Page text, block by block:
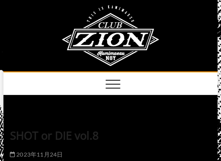
SHOT or DIE vol.8
2023年11月24日